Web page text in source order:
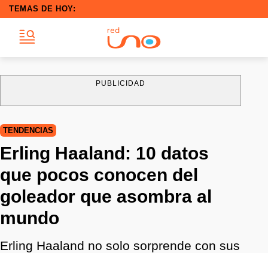
TEMAS DE HOY:
PUBLICIDAD
TENDENCIAS
Erling Haaland: 10 datos
que pocos conocen del
goleador que asombra al
mundo
Erling Haaland no solo sorprende con sus